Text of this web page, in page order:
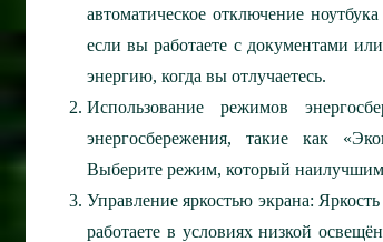
автоматическое отключение
если вы работаете с документами
энергию, когда вы отлучаетесь.
Использование режимов
энергосбережения, такие как
Выберите режим, который наилучшим
Управление яркостью экрана:
работаете в условиях низкой